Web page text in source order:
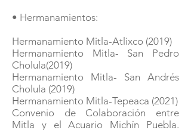
• Hermanamientos:
Hermanamiento Mitla-Atlixco (2019)
Hermanamiento Mitla- San Pedro
Cholula(2019)
Hermanamiento Mitla- San Andrés
Cholula (2019)
Hermanamiento Mitla-Tepeaca (2021)
Convenio de Colaboración entre
Mitla y el Acuario Michín Puebla.